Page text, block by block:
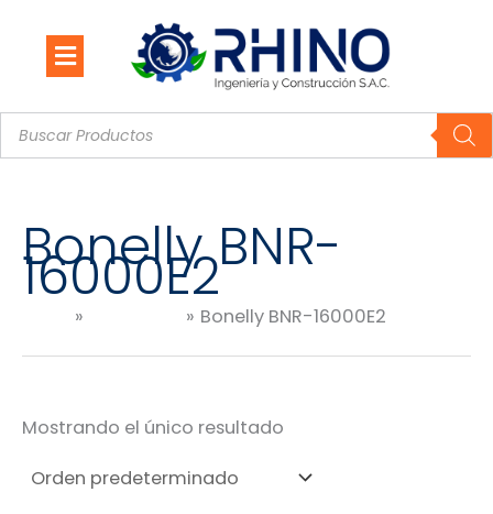
contenido
Búsqueda
de
productos
Bonelly BNR-
16000E2
Bonelly BNR-16000E2
Mostrando el único resultado